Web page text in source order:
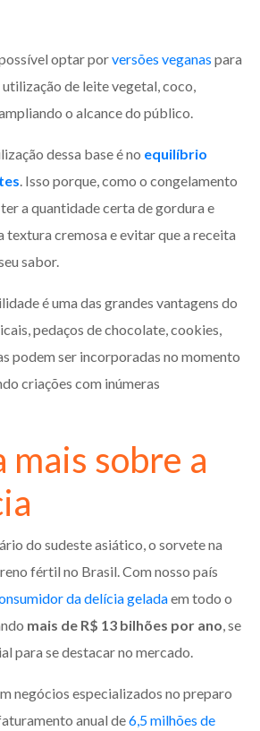
optar porversões veganas para
de leite vegetal, coco,
o alcance do público.
dessa base é no equilíbrio
. Isso porque, como o congelamento
a quantidade certa de gordura e
textura cremosa e evitar que a receita
sabor.
é uma das grandes vantagens do
pedaços de chocolate, cookies,
podem ser incorporadas no momento
criações com inúmeras
mais sobre a
do sudeste asiático, o sorvete na
fértil no Brasil. Com nosso país
da delícia geladaem todo o
mais de R$ 13 bilhões por ano , se
para se destacar no mercado.
negócios especializados no preparo
anual de6,5 milhões de